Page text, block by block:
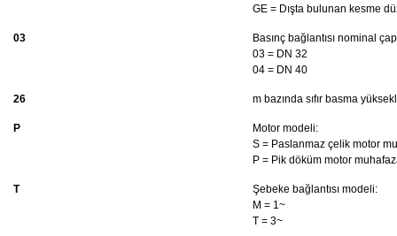
GE = Dışta bulunan kesme
03
Basınç bağlantısı nominal
03 = DN 32
04 = DN 40
26 m bazında sıfır basma
P
Motor modeli:
S = Paslanmaz çelik motor
P = Pik döküm motor
T
Şebeke bağlantısı modeli:
M = 1~
T = 3~